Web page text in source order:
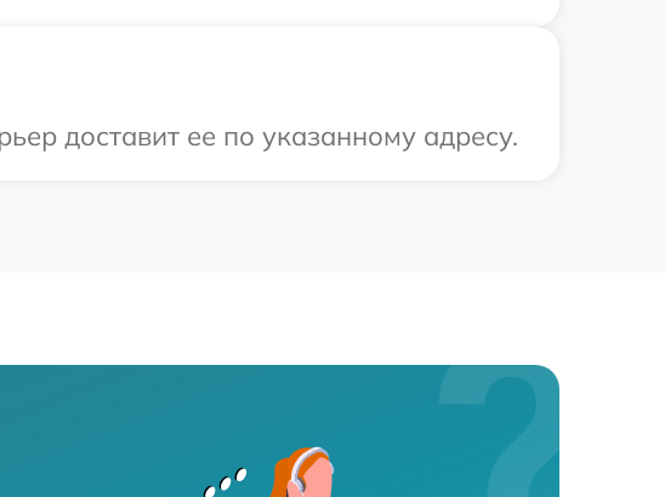
доставит ее по указанному адресу.